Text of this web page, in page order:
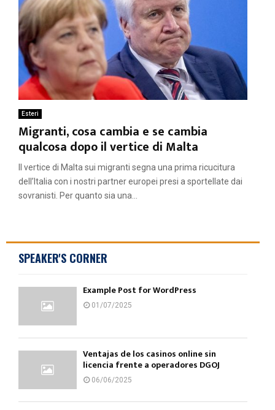
Esteri
Migranti, cosa cambia e se cambia
qualcosa dopo il vertice di Malta
Il vertice di Malta sui migranti segna una prima ricucitura
dell’Italia con i nostri partner europei presi a sportellate dai
sovranisti. Per quanto sia una...
SPEAKER'S CORNER
Example Post for WordPress
01/07/2025
Ventajas de los casinos online sin
licencia frente a operadores DGOJ
06/06/2025